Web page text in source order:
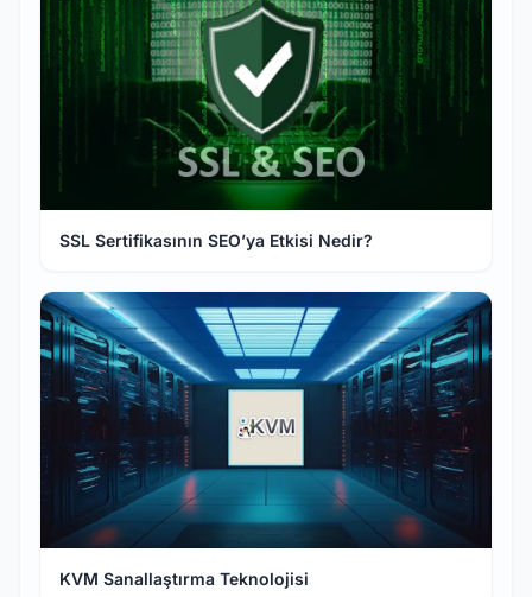
SSL Sertifikasının SEO’ya Etkisi Nedir?
KVM Sanallaştırma Teknolojisi